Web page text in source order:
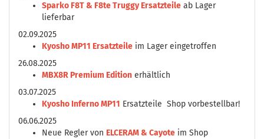
Sparko F8T & F8te Truggy Ersatzteile ab Lager
lieferbar
02.09.2025
Kyosho MP11 Ersatzteile im Lager eingetroffen
26.08.2025
MBX8R Premium Edition erhältlich
03.07.2025
Kyosho Inferno MP11 Ersatzteile Shop vorbestellbar!
06.06.2025
Neue Regler von ELCERAM & Cayote im Shop